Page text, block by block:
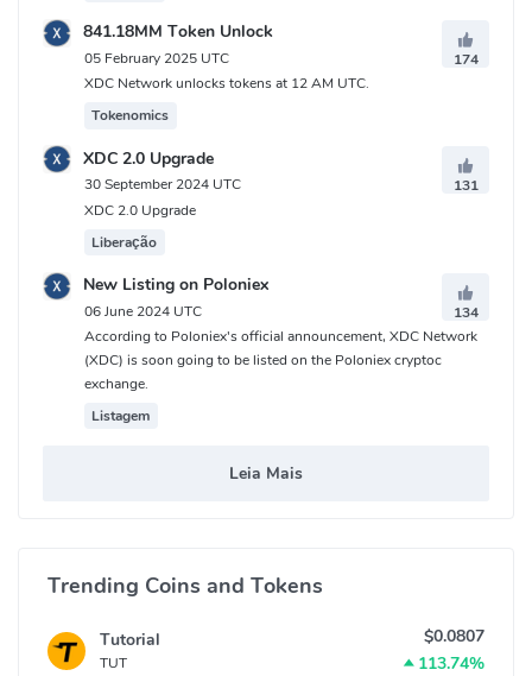
841.18MM Token Unlock
05 February 2025 UTC
174
XDC Network unlocks tokens at 12 AM UTC.
Tokenomics
XDC 2.0 Upgrade
30 September 2024 UTC
131
XDC 2.0 Upgrade
Liberação
New Listing on Poloniex
06 June 2024 UTC
134
According to Poloniex's official announcement, XDC Network
(XDC) is soon going to be listed on the Poloniex cryptoc
exchange.
Listagem
Leia Mais
Trending Coins and Tokens
Tutorial
TUT
$0.0807
113.74%